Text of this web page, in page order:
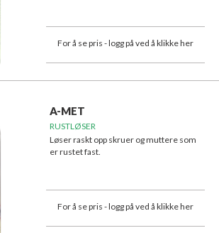
For å se pris - logg på ved å klikke her
A-MET
RUSTLØSER
Løser raskt opp skruer og muttere som
er rustet fast.
For å se pris - logg på ved å klikke her